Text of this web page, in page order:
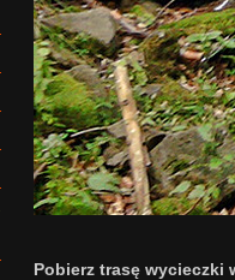
Pobierz trasę wycieczki